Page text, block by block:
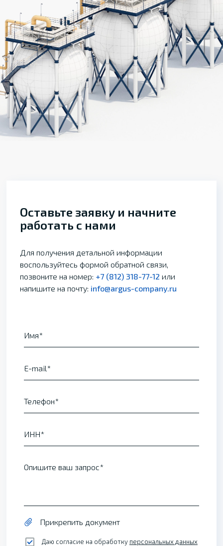
Оставьте заявку и начните
работать с нами
Для получения детальной информации
воспользуйтесь формой обратной связи,
позвоните на номер: +7 (812) 318-77-12 или
напишите на почту: info@argus-company.ru
Имя
E-mail
Телефон
ИНН
Опишите ваш запрос
Прикрепить документ
Даю согласие на обработку персональных данных